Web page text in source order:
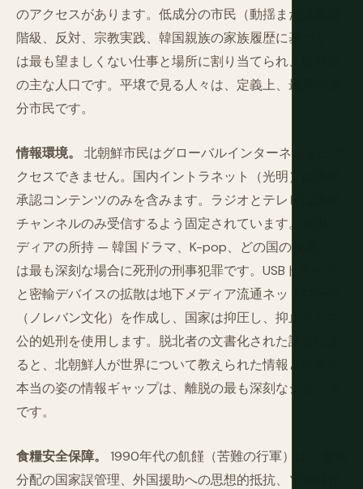
のアクセスがあります。低成分の市民（動揺または敵対
階級、反対、宗教実践、韓国親族の家族履歴に基づく）
は最も望ましくない仕事と場所に割り当てられ、収容所
の主な人口です。平壌で見る人々は、定義上、最高の成
分市民です。
情報環境。
北朝鮮市民はグローバルインターネットにア
クセスできません。国内イントラネット（光明）は国家
承認コンテンツのみを含みます。ラジオとテレビは国家
チャンネルのみ受信するよう固定されています。外国メ
ディアの所持 — 韓国ドラマ、K-pop、どの国の映画 —
は最も深刻な場合に死刑の刑事犯罪です。USBドライブ
と密輸デバイスの拡散は地下メディア流通ネットワーク
（ノレバン文化）を作成し、国家は抑圧し、抑止として
公的処刑を使用します。脱北者の文書化された証言によ
ると、北朝鮮人が世界について教えられた情報と世界の
本当の姿の情報ギャップは、離脱の最も深刻なショック
です。
食糧安全保障。
1990年代の飢饉（苦難の行軍）は、食糧
分配の国家誤管理、外国援助への思想的抵抗、ソ連時代